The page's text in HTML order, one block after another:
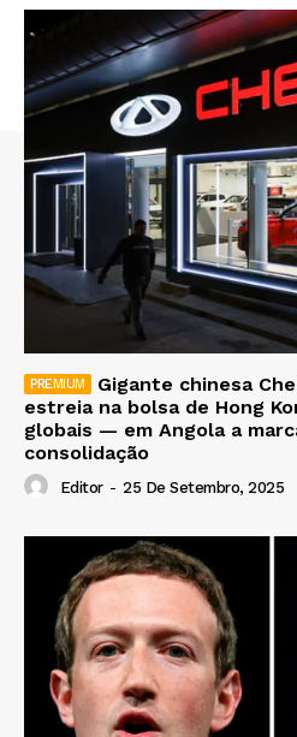
Gigante chinesa
estreia na bolsa de Hong
globais — em Angola a
consolidação
Editor - 25 De Setembro, 2025